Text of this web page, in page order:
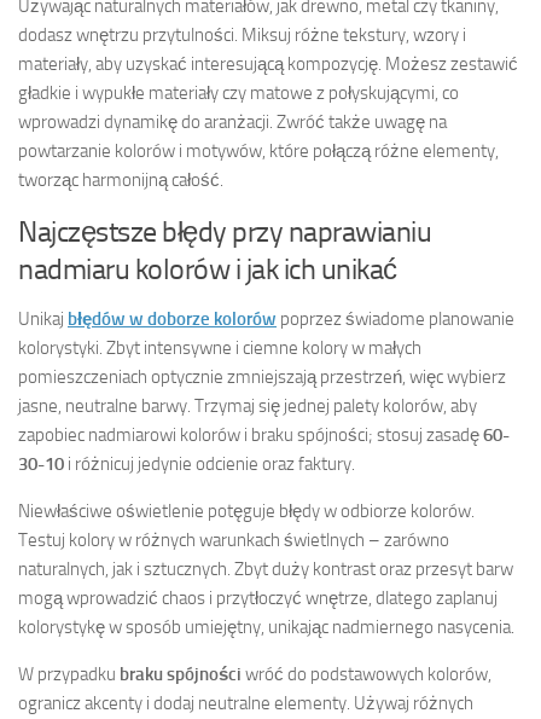
Używając naturalnych materiałów, jak drewno, metal czy tkaniny,
dodasz wnętrzu przytulności. Miksuj różne tekstury, wzory i
materiały, aby uzyskać interesującą kompozycję. Możesz zestawić
gładkie i wypukłe materiały czy matowe z połyskującymi, co
wprowadzi dynamikę do aranżacji. Zwróć także uwagę na
powtarzanie kolorów i motywów, które połączą różne elementy,
tworząc harmonijną całość.
Najczęstsze błędy przy naprawianiu
nadmiaru kolorów i jak ich unikać
Unikaj błędów w doborze kolorów poprzez świadome planowanie
kolorystyki. Zbyt intensywne i ciemne kolory w małych
pomieszczeniach optycznie zmniejszają przestrzeń, więc wybierz
jasne, neutralne barwy. Trzymaj się jednej palety kolorów, aby
zapobiec nadmiarowi kolorów i braku spójności; stosuj zasadę60-
30-10 i różnicuj jedynie odcienie oraz faktury.
Niewłaściwe oświetlenie potęguje błędy w odbiorze kolorów.
Testuj kolory w różnych warunkach świetlnych – zarówno
naturalnych, jak i sztucznych. Zbyt duży kontrast oraz przesyt barw
mogą wprowadzić chaos i przytłoczyć wnętrze, dlatego zaplanuj
kolorystykę w sposób umiejętny, unikając nadmiernego nasycenia.
W przypadku braku spójności wróć do podstawowych kolorów,
ogranicz akcenty i dodaj neutralne elementy. Używaj różnych